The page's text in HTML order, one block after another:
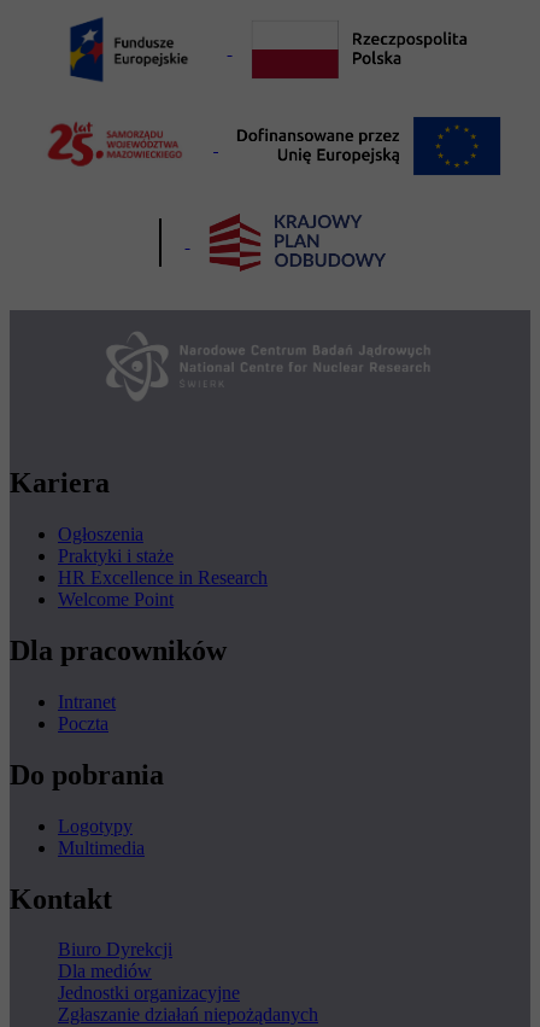
Kariera
Ogłoszenia
Praktyki i staże
HR Excellence in Research
Welcome Point
Dla pracowników
Intranet
Poczta
Do pobrania
Logotypy
Multimedia
Kontakt
Biuro Dyrekcji
Dla mediów
Jednostki organizacyjne
Zgłaszanie działań niepożądanych